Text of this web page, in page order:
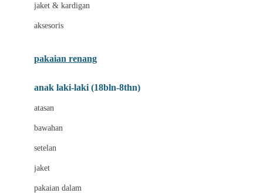
Buds Organics
Bugaboo
C
jaket & kardigan
aksesoris
pakaian renang
anak laki-laki (18bln-8thn)
atasan
bawahan
setelan
jaket
pakaian dalam